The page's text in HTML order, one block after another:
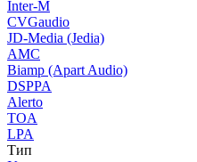
Inter-M
CVGaudio
JD-Media (Jedia)
AMC
Biamp (Apart Audio)
DSPPA
Alerto
TOA
LPA
Тип